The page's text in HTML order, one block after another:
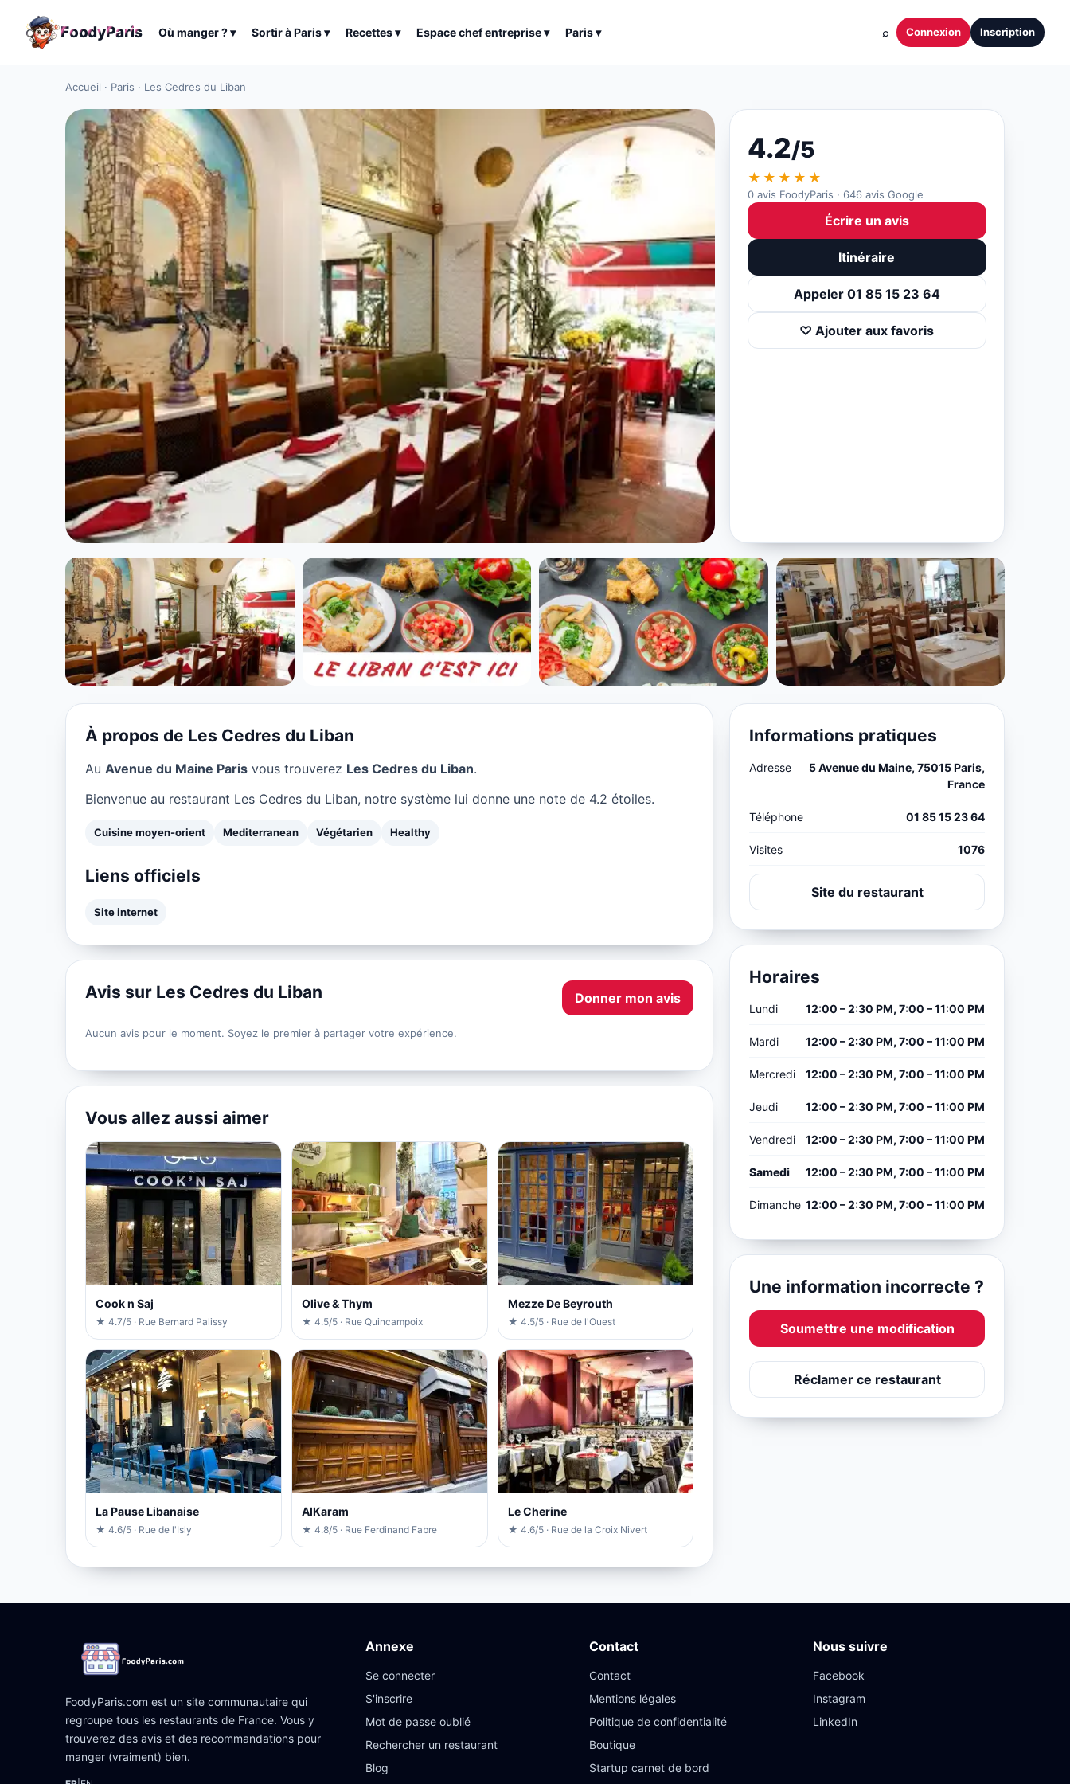
FoodyParis Où manger ?▾ Sortir àParis▾ Recettes▾ Espace chef entreprise▾ Paris▾ ⌕ Connexion Inscription
Accueil · Paris · Les Cedres du Liban
CUISINE MOYEN-ORIENT
Les Cedres du Liban à Paris
★ 4.2/5
4.2/5
★★★★★
0 avis FoodyParis · 646 avis Google
Écrire un avis
Itinéraire
Appeler 01 85 15 23 64
♡ Ajouter aux favoris
À propos de Les Cedres du Liban
Au Avenue du Maine Paris vous trouverez Les Cedres du Liban.
Bienvenue au restaurant Les Cedres du Liban, notre système lui donne une note de 4.2 étoiles.
Cuisine moyen-orient Mediterranean Végétarien Healthy
Liens officiels
Site internet
Avis sur Les Cedres du Liban Donner mon avis
Aucun avis pour le moment. Soyez le premier à partager votre expérience.
Vous allez aussi aimer
Cook n Saj
★ 4.7/5 · Rue Bernard Palissy
Olive & Thym
★ 4.5/5 · Rue Quincampoix
Mezze De Beyrouth
★ 4.5/5 · Rue de l'Ouest
La Pause Libanaise
★ 4.6/5 · Rue de l'Isly
AlKaram
★ 4.8/5 · Rue Ferdinand Fabre
Le Cherine
★ 4.6/5 · Rue de la Croix Nivert
Informations pratiques
Adresse
5 Avenue du Maine, 75015 Paris,
France
Téléphone 01 85 15 23 64
Visites 1076
Site du restaurant
Horaires
Lundi 12:00 – 2:30 PM, 7:00 – 11:00 PM
Mardi 12:00 – 2:30 PM, 7:00 – 11:00 PM
Mercredi 12:00 – 2:30 PM, 7:00 – 11:00 PM
Jeudi 12:00 – 2:30 PM, 7:00 – 11:00 PM
Vendredi 12:00 – 2:30 PM, 7:00 – 11:00 PM
Samedi 12:00 – 2:30 PM, 7:00 – 11:00 PM
Dimanche 12:00 – 2:30 PM, 7:00 – 11:00 PM
Une information incorrecte ?
Soumettre une modification
Réclamer ce restaurant
FoodyParis.com est un site communautaire qui
regroupe tous les restaurants de France. Vous y
trouverez des avis et des recommandations pour
manger (vraiment) bien.
Annexe
Se connecter
S'inscrire
Mot de passe oublié
Rechercher un restaurant
Blog
Contact
Contact
Mentions légales
Politique de confidentialité
Boutique
Startup carnet de bord
Nous suivre
Facebook
Instagram
LinkedIn